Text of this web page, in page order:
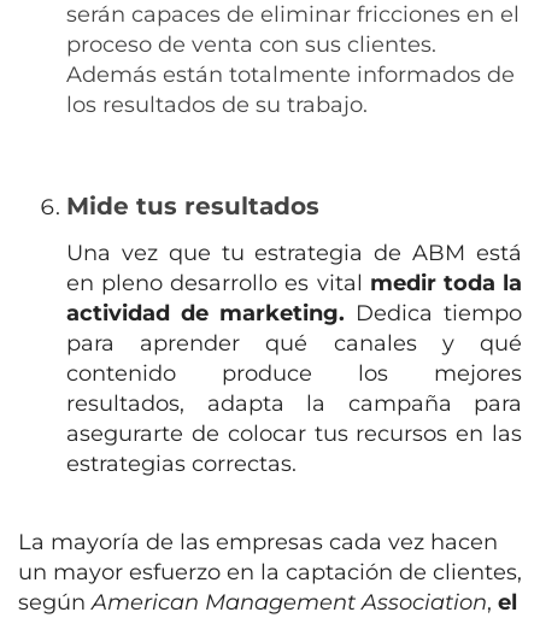
serán capaces de eliminar fricciones en el
proceso de venta con sus clientes.
Además están totalmente informados de
los resultados de su trabajo.
Mide tus resultados
Una vez que tu estrategia de ABM está
en pleno desarrollo es vital medir toda la
actividad de marketing. Dedica tiempo
para aprender qué canales y qué
contenido produce los mejores
resultados, adapta la campaña para
asegurarte de colocar tus recursos en las
estrategias correctas.
La mayoría de las empresas cada vez hacen
un mayor esfuerzo en la captación de clientes,
segúnAmerican Management Association, el